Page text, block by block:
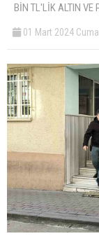
BİN TL'LİK ALTIN VE
01 Mart 2024